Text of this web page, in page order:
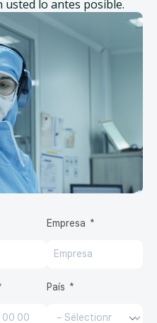
lo antes posible.
Empresa
País